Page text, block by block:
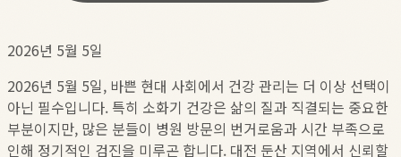
2026년 5월 5일
2026년 5월 5일, 바쁜 현대 사회에서 건강 관리는 더 이상 선택이
아닌 필수입니다. 특히 소화기 건강은 삶의 질과 직결되는 중요한
부분이지만, 많은 분들이 병원 방문의 번거로움과 시간 부족으로
인해 정기적인 검진을 미루곤 합니다. 대전 둔산 지역에서 신뢰할